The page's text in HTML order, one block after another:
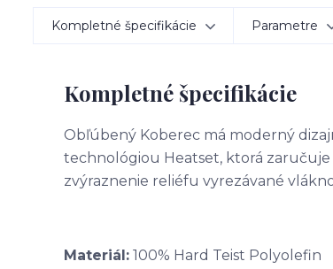
Kompletné špecifikácie Parametre
Kompletné špecifikácie
Obľúbený Koberec má moderný
technológiou Heatset, ktorá
zvýraznenie reliéfu vyrezávané
Materiál: 100% Hard Teist Polyolefin